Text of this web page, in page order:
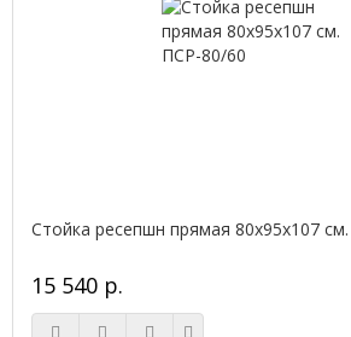
Стойка ресепшн прямая 80х95х107
15 540 р.